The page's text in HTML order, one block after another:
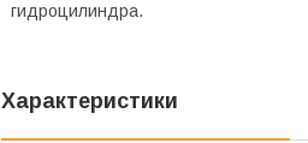
гидроцилиндра.
Характеристики